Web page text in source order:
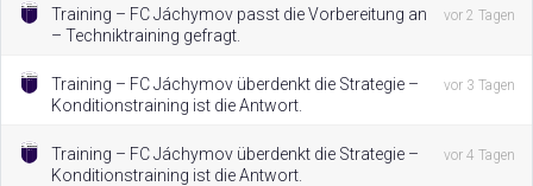
Training – FC Jáchymov passt die Vorbereitung an
– Techniktraining gefragt.
vor 2 Tagen
Training – FC Jáchymov überdenkt die Strategie –
Konditionstraining ist die Antwort.
vor 3 Tagen
Training – FC Jáchymov überdenkt die Strategie –
Konditionstraining ist die Antwort.
vor 4 Tagen